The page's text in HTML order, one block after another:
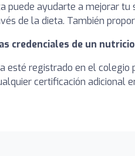
puede ayudarte a mejorar
de la dieta. También
credenciales de un
esté registrado en el
certificación adicional